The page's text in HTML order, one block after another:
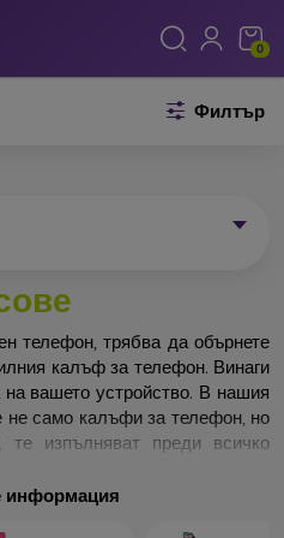
0
Филтър
телефон, трябва да обърнете
калъф за телефон. Винаги
вашето устройство. В нашия
не само калъфи за телефон, но
изпълняват преди всичко
наречен и заден капак. Той е
информация